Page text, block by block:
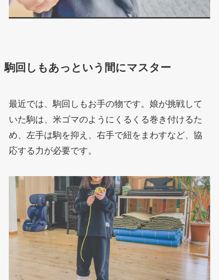
駒回しもあっという間にマスター
最近では、駒回しもお手の物です。娘が挑戦して
いた駒は、米ゴマのようにくるくる巻き付けるた
め、左手は駒を抑え、右手で紐をまわすなど、協
応する力が必要です。